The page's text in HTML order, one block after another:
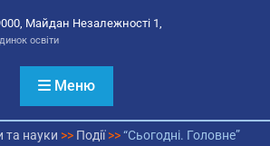
Майдан Незалежності 1,
освіти
Меню
та науки >> Події>>“Сьогодні. Головне”